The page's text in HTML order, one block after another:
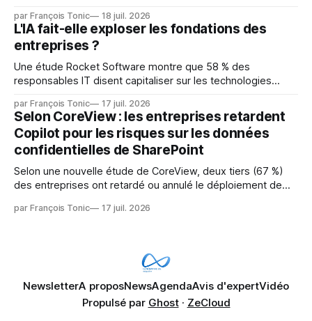
mainteneurs — irréalisable. Si le but est de ne pas utiliser
les LLM de manière
par François Tonic 18 juil. 2026
L'IA fait-elle exploser les fondations des
entreprises ?
Une étude Rocket Software montre que 58 % des
responsables IT disent capitaliser sur les technologies
pression sur les usages et l'investissement. Cette pression
révèle un écart entre l'ambition et la préparation.
par François Tonic 17 juil. 2026
Selon CoreView : les entreprises retardent
Copilot pour les risques sur les données
confidentielles de SharePoint
Selon une nouvelle étude de CoreView, deux tiers (67 %)
des entreprises ont retardé ou annulé le déploiement de
données confidentielles de SharePoint. Les trois quarts (75
par François Tonic 17 juil. 2026
NewsletterA proposNewsAgendaAvis d'expertVidéo
Propulsé par Ghost· ZeCloud